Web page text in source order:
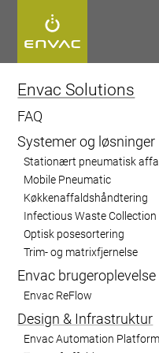
Envac Solutions
FAQ
Systemer og løsninger
Stationært pneumatisk
Mobile Pneumatic
Køkkenaffaldshåndtering
Infectious Waste Collection
Optisk posesortering
Trim- og matrixfjernelse
Envac brugeroplevelse
Envac ReFlow
Design & Infrastruktur
Envac Automation
Start>Opdag Envac-systemet
Design &
Operationel
affaldshåndtering
håndtering